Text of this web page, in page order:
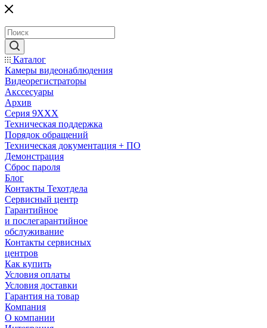
Каталог
Камеры видеонаблюдения
Видеорегистраторы
Акссесуары
Архив
Серия 9XXX
Техническая поддержка
Порядок обращений
Техническая документация + ПО
Демонстрация
Сброс пароля
Блог
Контакты Техотдела
Сервисный центр
Гарантийное
и послегарантийное
обслуживание
Контакты сервисных
центров
Как купить
Условия оплаты
Условия доставки
Гарантия на товар
Компания
О компании